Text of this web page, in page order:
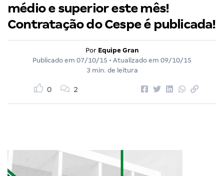
médio e superior este mês!
Contratação do Cespe é publicada!
Por Equipe Gran
Publicado em 07/10/15 • Atualizado em 09/10/15
3 min. de leitura
0 2